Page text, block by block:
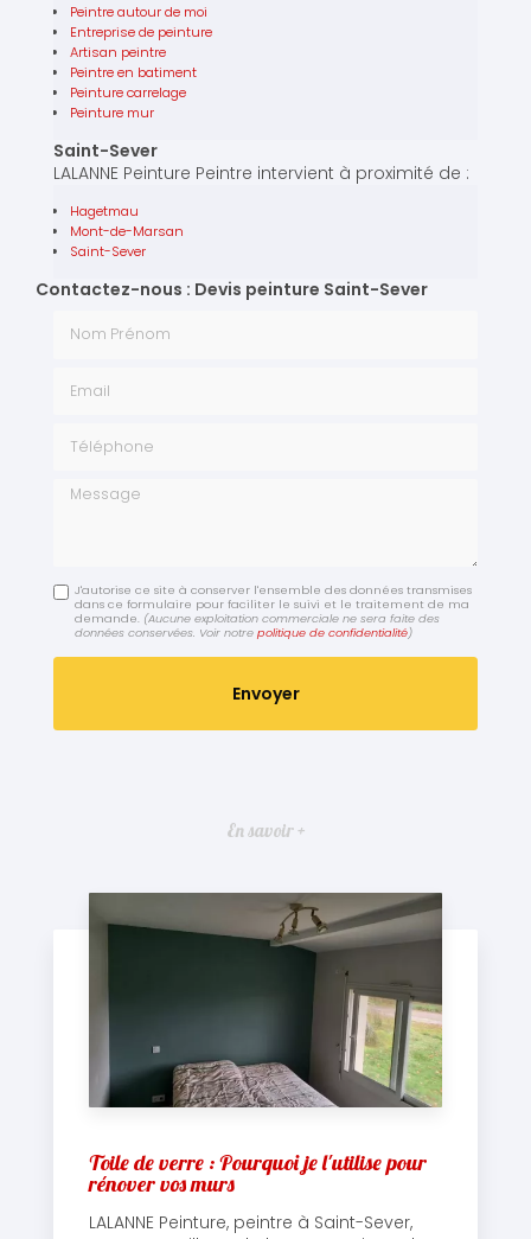
Peintre autour de moi
Entreprise de peinture
Artisan peintre
Peintre en batiment
Peinture carrelage
Peinture mur
Saint-Sever
LALANNE Peinture Peintre intervient à proximité de :
Hagetmau
Mont-de-Marsan
Saint-Sever
Contactez-nous : Devis peinture Saint-Sever
Message
J'autorise ce site à conserver l'ensemble des données transmises
dans ce formulaire pour faciliter le suivi et le traitement de ma
demande. (Aucune exploitation commerciale ne sera faite des
données conservées. Voir notrepolitique de confidentialité)
En savoir +
Toile de verre : Pourquoi je l'utilise pour
rénover vos murs
LALANNE Peinture, peintre à Saint-Sever,